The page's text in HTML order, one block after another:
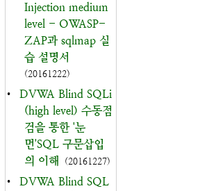
Injection medium
level - OWASP-
ZAP과 sqlmap 실
습 설명서
(20161222)
•
DVWA Blind SQLi
(high level) 수동점
검을 통한 '눈
먼'SQL 구문삽입
의 이해
(20161227)
•
DVWA Blind SQL